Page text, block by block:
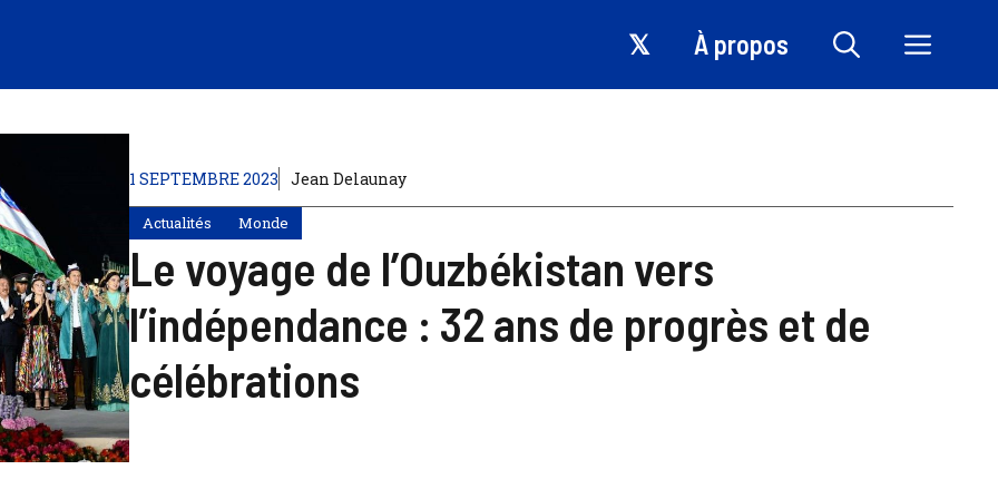
𝕏 À propos
1 SEPTEMBRE 2023 Jean Delaunay
Actualités Monde
Le voyage de l’Ouzbékistan vers
l’indépendance : 32 ans de progrès et de
célébrations